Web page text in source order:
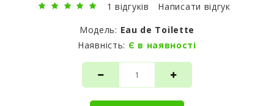
1 відгуків
Написати відгук
Модель: Eau de Toilette
Наявність: Є в наявності